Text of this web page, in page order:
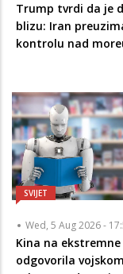
Trump tvrdi da je
blizu: Iran
kontrolu nad
SVIJET
Wed, 5 Aug 2026 -
Kina na
odgovorila vojskom